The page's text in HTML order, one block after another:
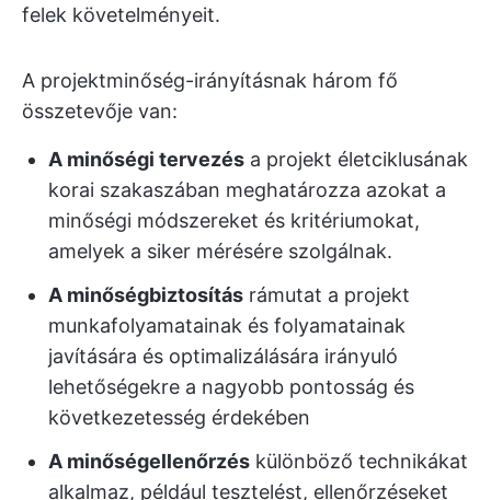
felek követelményeit.
A projektminőség-irányításnak három fő
összetevője van:
A minőségi tervezés a projekt életciklusának
korai szakaszában meghatározza azokat a
minőségi módszereket és kritériumokat,
amelyek a siker mérésére szolgálnak.
A minőségbiztosítás rámutat a projekt
munkafolyamatainak és folyamatainak
javítására és optimalizálására irányuló
lehetőségekre a nagyobb pontosság és
következetesség érdekében
A minőségellenőrzés különböző technikákat
alkalmaz, például tesztelést, ellenőrzéseket